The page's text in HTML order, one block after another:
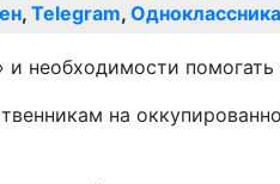
, Telegram,
необходимости
на